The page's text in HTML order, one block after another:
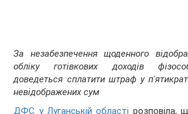
За незабезпечення щоденного
обліку готівкових доходів
доведеться сплатити штраф у
невідображених сум
ДФС у Луганській області розповіла,